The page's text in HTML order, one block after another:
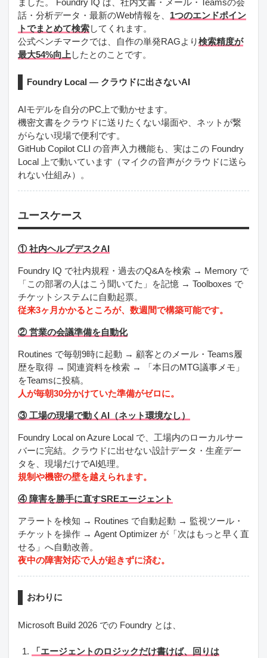
話・分析データ・最新のWeb情報を、 1つのエンドポイン
トでまとめて検索してくれます。
公式ベンチマークでは、自作の単発RAGより検索精度が
最大54%向上 したとのことです。
Foundry Local — クラウドに出さないAI
AIモデルを自分のPC上で動かせます。
機密文書をクラウドに送りたくない場面や、ネットが繋
がらない現場で便利です。
GitHub Copilot CLI の音声入力機能も、実はこの Foundry
Local 上で動いています（マイクの音声がクラウドに送ら
れない仕組み）。
ユースケース
① 社内ヘルプデスクAI
Foundry IQ で社内規程・過去のQ&Aを検索 → Memory で
「この部署の人はこう聞いてた」を記憶 → Toolboxes で
チケットシステムに自動起票。
従来3ヶ月かかるところが、数週間で構築可能です。
② 営業の会議準備を自動化
Routines で毎朝9時に起動 → 顧客とのメール・Teams履
歴を取得 → 関連資料を検索 → 「本日のMTG議事メモ」
をTeamsに投稿。
人が毎朝30分かけていた準備がゼロに。
③ 工場の現場で動くAI（ネット環境なし）
Foundry Local on Azure Local で、工場内のローカルサー
バーに完結。クラウドに出せない設計データ・生産デー
タを、現場だけでAI処理。
規制や機密の壁を越えられます。
④ 障害を勝手に直すSREエージェント
アラートを検知 → Routines で自動起動 → 監視ツール・
チケットを操作 → Agent Optimizer が「次はもっと早く直
せる」へ自動改善。
夜中の障害対応で人が起きずに済む。
おわりに
Microsoft Build 2026 での Foundry とは、
「エージェントのロジックだけ書けば、回りは